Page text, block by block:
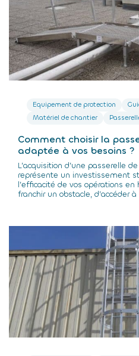
Equipement de protection
Matériel de chantier
Comment choisir la
adaptée à vos besoins ?
L’acquisition d’une passerelle
représente un investissement
l’efficacité de vos opérations en
franchir un obstacle, d’accéder à